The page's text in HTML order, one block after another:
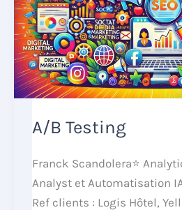
A/B Testing
Franck Scandolera⭐
Analyst et Automatisation
Ref clients : Logis Hôtel,